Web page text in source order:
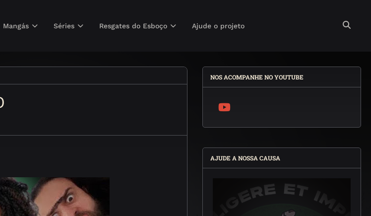
Mangás Séries Resgates do Esboço Ajude o projeto
NOS ACOMPANHE NO YOUTUBE
AJUDE A NOSSA CAUSA